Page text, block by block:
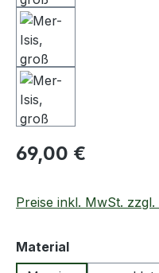
Regulärer Preis:
69,00 €
Preise inkl. MwSt.
Materialauswählen